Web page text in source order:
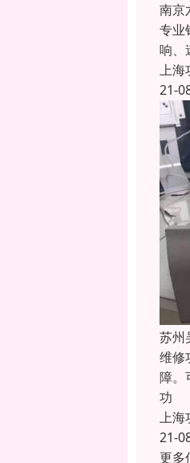
南京
专业
响、
上海
21-
苏州
维修
障。
功
上海
21-
更多